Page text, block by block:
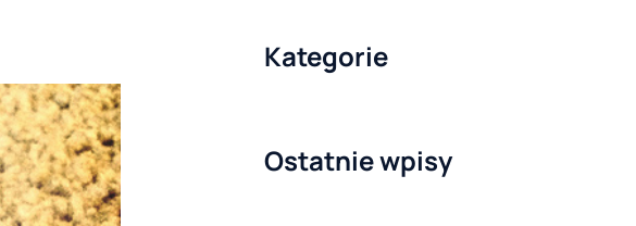
Kategorie
Ostatnie wpisy